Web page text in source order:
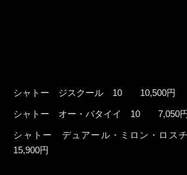
シャトー ジスクール 10 10,500円
シャトー オー・バタイイ 10 7,050
シャトー デュアール・ミロン・ロ
15,900円